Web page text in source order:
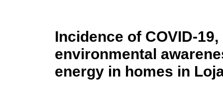
Incidence of COVID-
environmental
energy in homes in